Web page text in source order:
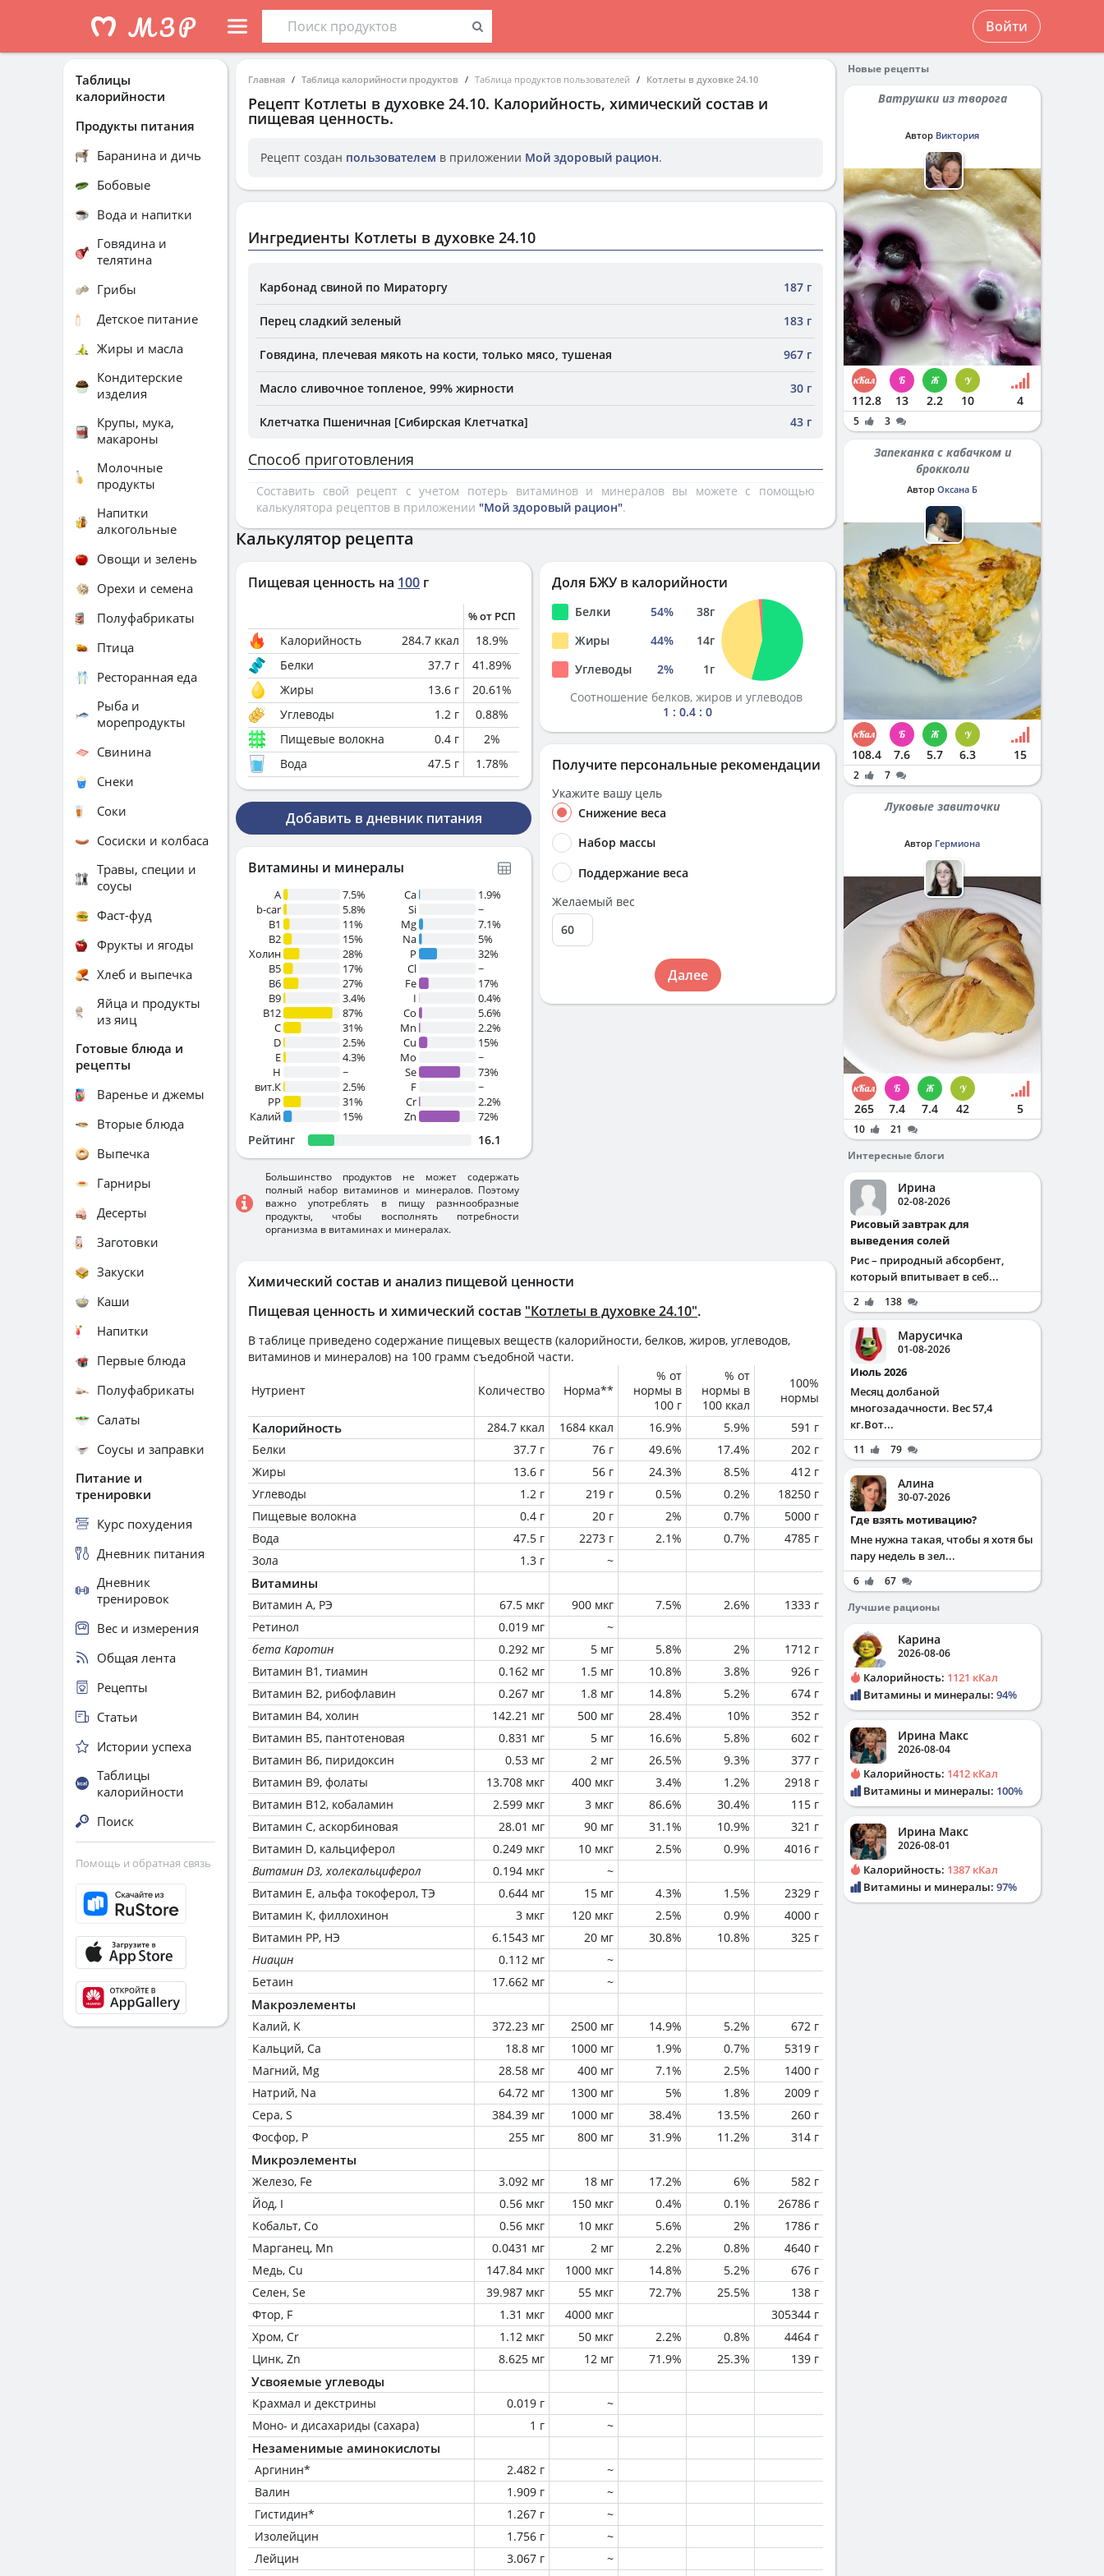
Войти
Главная Таблица калорийности продуктов Таблица продуктов пользователей Котлеты в духовке 24.10
Рецепт Котлеты в духовке 24.10. Калорийность, химический состав и
пищевая ценность.
Рецепт создан пользователем в приложении Мой здоровый рацион.
Ингредиенты Котлеты в духовке 24.10
Карбонад свиной по Мираторгу 187 г
Перец сладкий зеленый 183 г
Говядина, плечевая мякоть на кости, только мясо, тушеная 967 г
Масло сливочное топленое, 99% жирности 30 г
Клетчатка Пшеничная [Сибирская Клетчатка] 43 г
Способ приготовления
Составить свой рецепт с учетом потерь витаминов и минералов вы можете с помощью
калькулятора рецептов в приложении "Мой здоровый рацион".
Химический состав и анализ пищевой ценности
Пищевая ценность и химический состав "Котлеты в духовке 24.10".
В таблице приведено содержание пищевых веществ (калорийности, белков, жиров, углеводов,
витаминов и минералов) на 100 грамм съедобной части.
Нутриент Количество Норма**
% от
нормы в
100 г
% от
нормы в
100 ккал
100%
нормы
Калорийность 284.7 ккал 1684 ккал 16.9% 5.9%
591 г
Белки
37.7 г 76 г 49.6% 17.4%
202 г
Жиры
13.6 г 56 г 24.3% 8.5%
412 г
Углеводы
1.2 г 219 г 0.5% 0.2%
18250 г
Пищевые волокна
0.4 г 20 г 2% 0.7%
5000 г
Вода
47.5 г 2273 г 2.1% 0.7%
4785 г
Зола
1.3 г ~
Витамины
Витамин А, РЭ 67.5 мкг 900 мкг 7.5% 2.6%
1333 г
Ретинол
0.019 мг
~
бета Каротин
0.292 мг 5 мг 5.8% 2%
1712 г
Витамин В1, тиамин
0.162 мг 1.5 мг 10.8% 3.8%
926 г
Витамин В2, рибофлавин
0.267 мг 1.8 мг 14.8% 5.2%
674 г
Витамин В4, холин
142.21 мг 500 мг 28.4% 10%
352 г
Витамин В5, пантотеновая
0.831 мг 5 мг 16.6% 5.8%
602 г
Витамин В6, пиридоксин
0.53 мг 2 мг 26.5% 9.3%
377 г
Витамин В9, фолаты
13.708 мкг 400 мкг 3.4% 1.2%
2918 г
Витамин В12, кобаламин
2.599 мкг 3 мкг 86.6% 30.4%
115 г
Витамин C, аскорбиновая
28.01 мг 90 мг 31.1% 10.9%
321 г
Витамин D, кальциферол
0.249 мкг 10 мкг 2.5% 0.9%
4016 г
Витамин D3, холекальциферол
0.194 мкг
~
Витамин Е, альфа токоферол, ТЭ
0.644 мг 15 мг 4.3% 1.5%
2329 г
Витамин К, филлохинон
3 мкг 120 мкг 2.5% 0.9%
4000 г
Витамин РР, НЭ
6.1543 мг 20 мг 30.8% 10.8%
325 г
Ниацин
0.112 мг
~
Бетаин
17.662 мг ~
Макроэлементы
Калий, K 372.23 мг 2500 мг 14.9% 5.2%
672 г
Кальций, Ca
18.8 мг 1000 мг 1.9% 0.7%
5319 г
Магний, Mg
28.58 мг 400 мг 7.1% 2.5%
1400 г
Натрий, Na
64.72 мг 1300 мг 5% 1.8%
2009 г
Сера, S
384.39 мг 1000 мг 38.4% 13.5%
260 г
Фосфор, P
255 мг 800 мг 31.9% 11.2% 314 г
Микроэлементы
Железо, Fe 3.092 мг 18 мг 17.2% 6%
582 г
Йод, I
0.56 мкг 150 мкг 0.4% 0.1%
26786 г
Кобальт, Co
0.56 мкг 10 мкг 5.6% 2%
1786 г
Марганец, Mn
0.0431 мг 2 мг 2.2% 0.8%
4640 г
Медь, Cu
147.84 мкг 1000 мкг 14.8% 5.2%
676 г
Селен, Se
39.987 мкг 55 мкг 72.7% 25.5%
138 г
Фтор, F
1.31 мкг 4000 мкг
305344 г
Хром, Cr
1.12 мкг 50 мкг 2.2% 0.8%
4464 г
Цинк, Zn
8.625 мг 12 мг 71.9% 25.3% 139 г
Усвояемые углеводы
Крахмал и декстрины 0.019 г
~
Моно- и дисахариды (сахара)
1 г ~
Незаменимые аминокислоты
Аргинин* 2.482 г
~
Валин
1.909 г
~
Гистидин*
1.267 г
~
Изолейцин
1.756 г
~
Лейцин
3.067 г
~
Калькулятор рецепта
Пищевая ценность на 100 г
% от РСП
Калорийность 284.7 ккал 18.9%
Белки
37.7 г 41.89%
Жиры
13.6 г 20.61%
Углеводы
1.2 г 0.88%
Пищевые волокна
0.4 г 2%
Вода
47.5 г 1.78%
Добавить в дневник питания
Витамины и минералы
A
7.5%
b-car
5.8%
В1
11%
B2
15%
Холин
28%
B5
17%
B6
27%
B9
3.4%
B12
87%
C
31%
D
2.5%
E
4.3%
H
~
вит.К
2.5%
PP
31%
Калий
15%
Ca
1.9%
Si
~
Mg
7.1%
Na
5%
P
32%
Cl
~
Fe
17%
I
0.4%
Co
5.6%
Mn
2.2%
Cu
15%
Mo
~
Se
73%
F
~
Cr
2.2%
Zn
72%
Рейтинг 16.1
Большинство продуктов не может содержать
полный набор витаминов и минералов. Поэтому
важно употреблять в пищу разннообразные
продукты, чтобы восполнять потребности
организма в витаминах и минералах.
Доля БЖУ в калорийности
Белки 54% 38г
Жиры
44% 14г
Углеводы
2% 1г
Соотношение белков, жиров и углеводов
1 : 0.4 : 0
Получите персональные рекомендации
Укажите вашу цель
Снижение веса
Набор массы
Поддержание веса
Желаемый вес
Далее
Таблицы
калорийности
Продукты питания
Баранина и дичь
Бобовые
Вода и напитки
Говядина и
телятина
Грибы
Детское питание
Жиры и масла
Кондитерские
изделия
Крупы, мука,
макароны
Молочные
продукты
Напитки
алкогольные
Овощи и зелень
Орехи и семена
Полуфабрикаты
Птица
Ресторанная еда
Рыба и
морепродукты
Свинина
Снеки
Соки
Сосиски и колбаса
Травы, специи и
соусы
Фаст-фуд
Фрукты и ягоды
Хлеб и выпечка
Яйца и продукты
из яиц
Готовые блюда и
рецепты
Варенье и джемы
Вторые блюда
Выпечка
Гарниры
Десерты
Заготовки
Закуски
Каши
Напитки
Первые блюда
Полуфабрикаты
Салаты
Соусы и заправки
Питание и
тренировки
Курс похудения
Дневник питания
Дневник
тренировок
Вес и измерения
Общая лента
Рецепты
Статьи
Истории успеха
Таблицы
калорийности
Поиск
Помощь и обратная связь
Новые рецепты
Ватрушки из творога
Автор Виктория
112.8 13 2.2 10 4
5 3
Запеканка с кабачком и
брокколи
Автор Оксана Б
108.4 7.6 5.7 6.3 15
2 7
Луковые завиточки
Автор Гермиона
265 7.4 7.4 42 5
10
21
Интересные блоги
Ирина
02-08-2026
Рисовый завтрак для
выведения солей
Рис – природный абсорбент,
который впитывает в себ...
2 138
Марусичка
01-08-2026
Июль 2026
Месяц долбаной
многозадачности. Вес 57,4
кг.Вот...
11 79
Алина
30-07-2026
Где взять мотивацию?
Мне нужна такая, чтобы я хотя бы
пару недель в зел...
6
67
Лучшие рационы
Карина
2026-08-06
Калорийность: 1121 кКал
Витамины и минералы: 94%
Ирина Макс
2026-08-04
Калорийность: 1412 кКал
Витамины и минералы: 100%
Ирина Макс
2026-08-01
Калорийность: 1387 кКал
Витамины и минералы: 97%